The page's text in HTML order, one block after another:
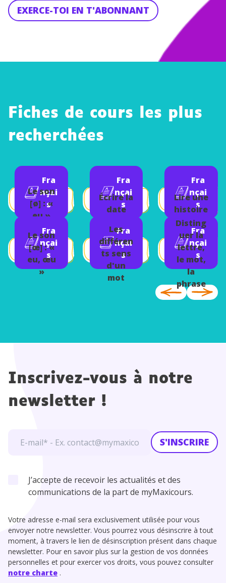
EXERCE-TOI EN T'ABONNANT
Fiches de cours les plus
recherchées
Fra
nçai
s
Le son
[ø] : «
eu »
Fra
nçai
s
Le son
[œ] : «
eu, œu
»
Fra
nçai
s
Écrire la
date
Fra
nçai
s
Les
différen
ts sens
d'un
mot
Fra
nçai
s
Lire une
histoire
Fra
nçai
s
Disting
uer la
lettre,
le mot,
la
phrase
Inscrivez-vous à notre
newsletter !
S'INSCRIRE
J’accepte de recevoir les actualités et des
communications de la part de myMaxicours.
Votre adresse e-mail sera exclusivement utilisée pour vous
envoyer notre newsletter. Vous pourrez vous désinscrire à tout
moment, à travers le lien de désinscription présent dans chaque
newsletter. Pour en savoir plus sur la gestion de vos données
personnelles et pour exercer vos droits, vous pouvez consulter
notre charte .